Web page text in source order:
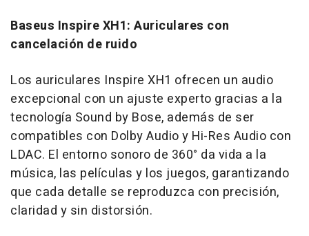
Baseus Inspire XH1: Auriculares con
cancelación de ruido
Los auriculares Inspire XH1 ofrecen un audio
excepcional con un ajuste experto gracias a la
tecnología Sound by Bose, además de ser
compatibles con Dolby Audio y Hi-Res Audio con
LDAC. El entorno sonoro de 360° da vida a la
música, las películas y los juegos, garantizando
que cada detalle se reproduzca con precisión,
claridad y sin distorsión.